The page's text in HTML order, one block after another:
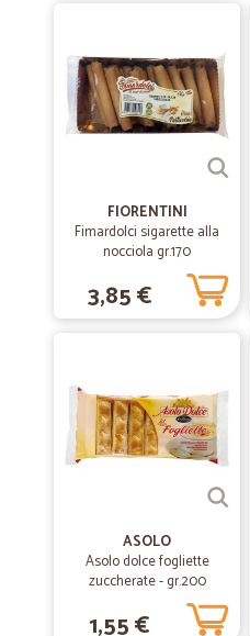
Imballati molto bene ed erano
qualsiasi a un mese dal momento
GRAZIE
Livio T.
tutto come dichiarato
Alfonso B.
—Stefania G.
Servizio eccellente
—Ernesto A.
FIORENTINI
Fimardolci sigarette alla
nocciola gr.170
3,85 €
ASOLO
Asolo dolce fogliette
zuccherate - gr.200
1,55 €